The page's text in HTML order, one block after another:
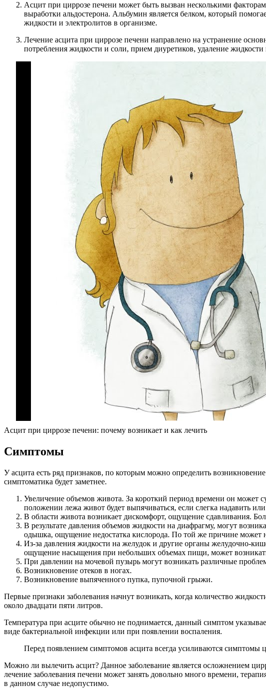
Асцит при циррозе печени может быть вызван несколькими
выработки альдостерона. Альбумин является белком, который
жидкости и электролитов в организме.
Лечение асцита при циррозе печени направлено на устранение
потребления жидкости и соли, прием диуретиков, удаление
Асцит при циррозе печени: почему возникает и как лечить
Симптомы
У асцита есть ряд признаков, по которым можно определить
симптоматика будет заметнее.
Увеличение объемов живота. За короткий период времени он может
положении лежа живот будет выпячиваться, если слегка надавить
В области живота возникает дискомфорт, ощущение сдавливания.
В результате давления объемов жидкости на диафрагму, могут
одышка, ощущение недостатка кислорода. По той же причине может
Из-за давления жидкости на желудок и другие органы желудочно-
ощущение насыщения при небольших объемах пищи, может
При давлении на мочевой пузырь могут возникать различные
Возникновение отеков в ногах.
Возникновение выпяченного пупка, пупочной грыжи.
Первые признаки заболевания начнут возникать, когда количество
около двадцати пяти литров.
Температура при асците обычно не поднимается, данный симптом
виде бактериальной инфекции или при появлении воспаления.
Перед появлением симптомов асцита всегда усиливаются симптомы
Можно ли вылечить асцит? Данное заболевание является осложнением
лечение заболевания печени может занять довольно много времени,
в данном случае недопустимо.